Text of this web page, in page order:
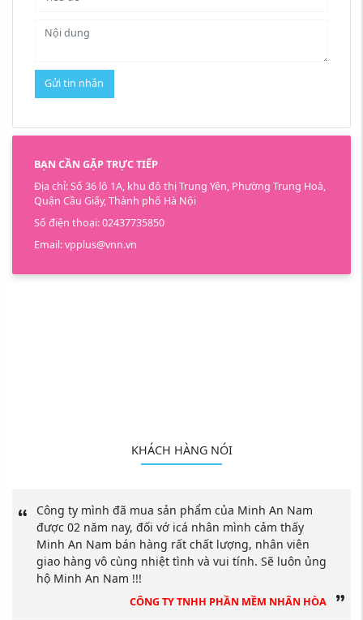
Gửi tin nhắn
BẠN CẦN GẶP TRỰC TIẾP
Địa chỉ: Số 36 lô 1A, khu đô thị Trung Yên, Phường Trung Hoà,
Quận Cầu Giấy, Thành phố Hà Nội
Số điện thoại: 02437735850
Email: vpplus@vnn.vn
KHÁCH HÀNG NÓI
Công ty mình đã mua sản phẩm của Minh An Nam
được 02 năm nay, đối vớ icá nhân mình cảm thấy
Minh An Nam bán hàng rất chất lượng, nhân viên
giao hàng vô cùng nhiệt tình và vui tính. Sẽ luôn ủng
hộ Minh An Nam !!!
CÔNG TY TNHH PHẦN MỀM NHÂN HÒA